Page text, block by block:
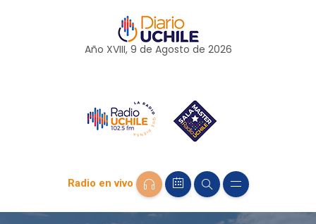
Año XVIII, 9 de Agosto de 2026
Radio en vivo